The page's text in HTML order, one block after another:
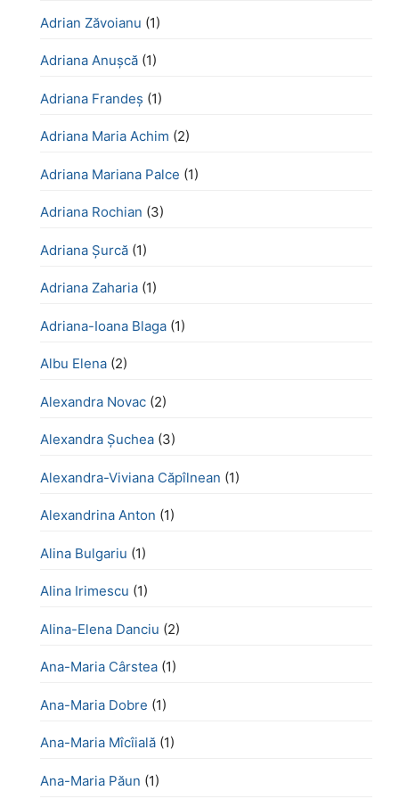
Adrian Zăvoianu (1)
Adriana Anușcă (1)
Adriana Frandeș (1)
Adriana Maria Achim (2)
Adriana Mariana Palce (1)
Adriana Rochian (3)
Adriana Șurcă (1)
Adriana Zaharia (1)
Adriana-Ioana Blaga (1)
Albu Elena (2)
Alexandra Novac (2)
Alexandra Șuchea (3)
Alexandra-Viviana Căpîlnean (1)
Alexandrina Anton (1)
Alina Bulgariu (1)
Alina Irimescu (1)
Alina-Elena Danciu (2)
Ana-Maria Cârstea (1)
Ana-Maria Dobre (1)
Ana-Maria Mîcîială (1)
Ana-Maria Păun (1)